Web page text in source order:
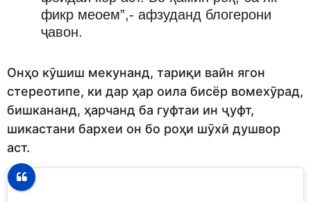
фикр меоем”,- афзуданд блогерони
ҷавон.
Онҳо кӯшиш мекунанд, тариқи вайн ягон
стереотипе, ки дар ҳар оила бисёр вомехӯрад,
бишкананд, ҳарчанд ба гуфтаи ин ҷуфт,
шикастани бархеи он бо роҳи шӯхӣ душвор
аст.